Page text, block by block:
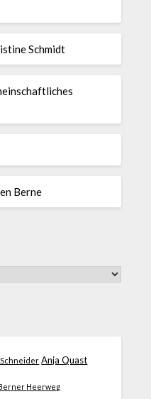
Schmidt
Berne
Anja Quast
Heerweg